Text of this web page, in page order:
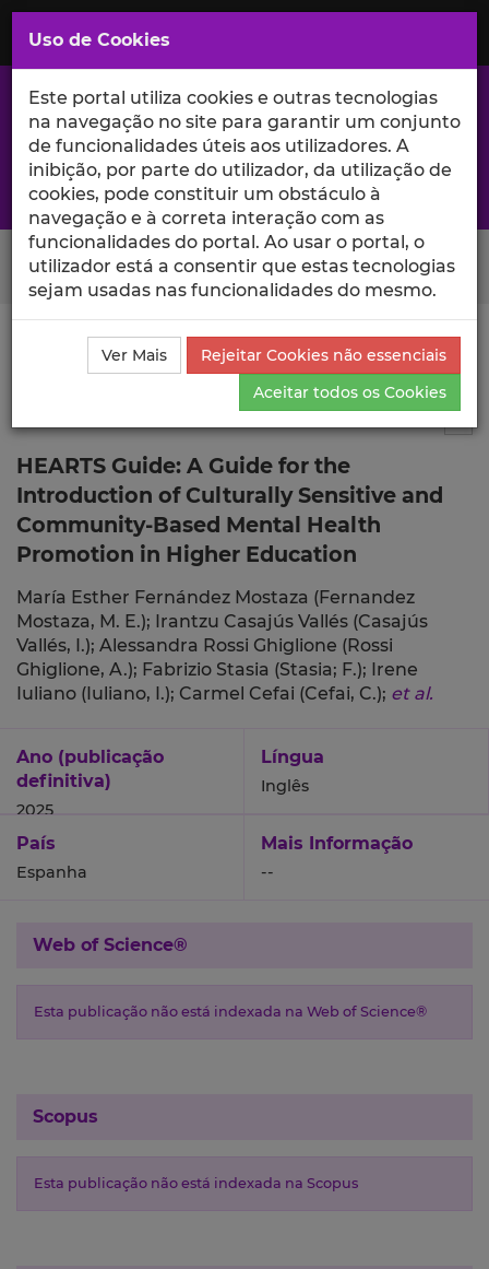
Saltar
para
Conteúdo
Principal
A excelência da investigação e ciência no Iscte
Search Button
Ciência_Iscte Publicações
Descrição Detalhada da
Publicação
HEARTS Guide: A Guide for the
Introduction of Culturally Sensitive and
Community-Based Mental Health
Promotion in Higher Education
María Esther Fernández Mostaza (Fernandez
Mostaza, M. E.); Irantzu Casajús Vallés (Casajús
Vallés, I.); Alessandra Rossi Ghiglione (Rossi
Ghiglione, A.); Fabrizio Stasia (Stasia; F.); Irene
Iuliano (Iuliano, I.); Carmel Cefai (Cefai, C.); et al.
Ano (publicação
definitiva)
2025
Língua
Inglês
País
Espanha
Mais Informação
--
Web of Science®
Esta publicação não está indexada na Web of Science®
Scopus
Esta publicação não está indexada na Scopus
Uso de Cookies
Este portal utiliza cookies e outras tecnologias
na navegação no site para garantir um conjunto
de funcionalidades úteis aos utilizadores. A
inibição, por parte do utilizador, da utilização de
cookies, pode constituir um obstáculo à
navegação e à correta interação com as
funcionalidades do portal. Ao usar o portal, o
utilizador está a consentir que estas tecnologias
sejam usadas nas funcionalidades do mesmo.
Ver Mais
Rejeitar Cookies não essenciais
Aceitar todos os Cookies